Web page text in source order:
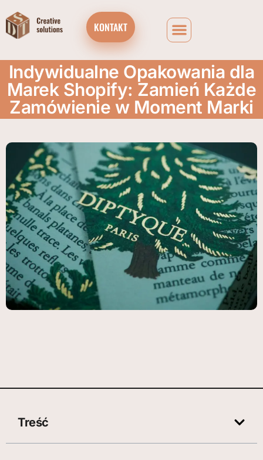
KONTAKT
Indywidualne Opakowania dla
Marek Shopify: Zamień Każde
Zamówienie w Moment Marki
Treść